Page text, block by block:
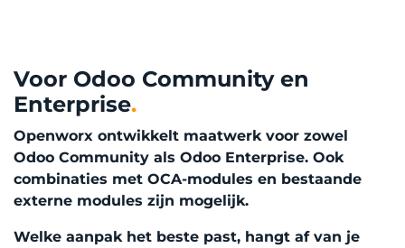
Voor Odoo Community en
Enterprise.
Openworx ontwikkelt maatwerk voor zowel
Odoo Community als Odoo Enterprise. Ook
combinaties met OCA-modules en bestaande
externe modules zijn mogelijk.
Welke aanpak het beste past, hangt af van je